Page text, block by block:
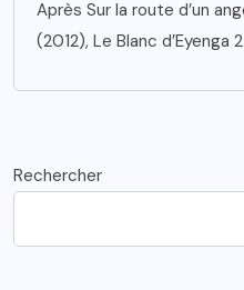
Après Sur la route d’un
(2012), Le Blanc d’Eyenga
Rechercher